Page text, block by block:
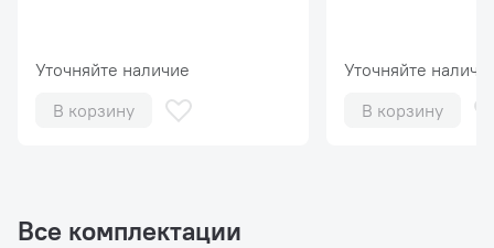
Уточняйте наличие
В корзину
Уточняйте
В корзину
Все комплектации